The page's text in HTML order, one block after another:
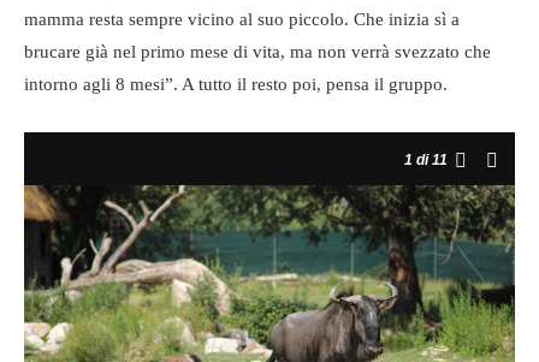
mamma resta sempre vicino al suo piccolo. Che inizia sì a
brucare già nel primo mese di vita, ma non verrà svezzato che
intorno agli 8 mesi”. A tutto il resto poi, pensa il gruppo.
1 di 11